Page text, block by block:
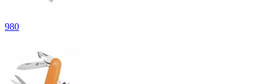
980